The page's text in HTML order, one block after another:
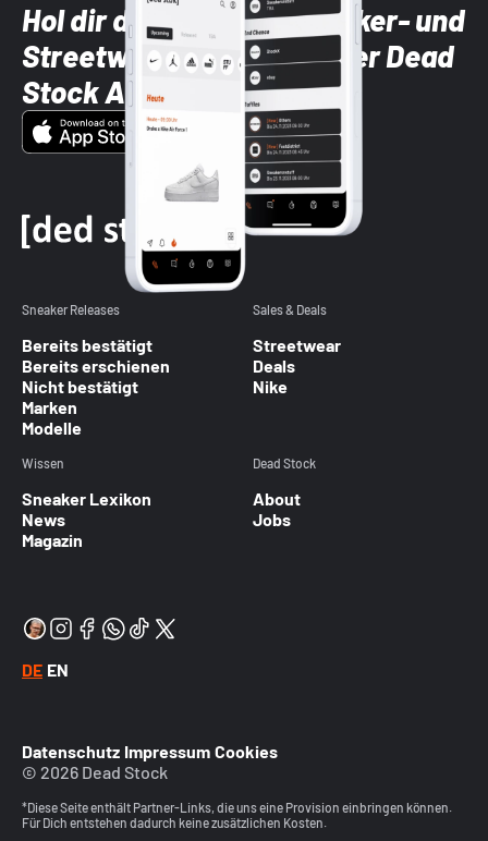
Hol dir die neuesten Sneaker- und
Streetwear-Brands mit der Dead
Stock App
Sneaker Releases
Bereits bestätigt
Bereits erschienen
Nicht bestätigt
Marken
Modelle
Sales & Deals
Streetwear
Deals
Nike
Wissen
Sneaker Lexikon
News
Magazin
Dead Stock
About
Jobs
DE EN
Datenschutz Impressum Cookies
© 2026 Dead Stock
*Diese Seite enthält Partner-Links, die uns eine Provision einbringen können.
Für Dich entstehen dadurch keine zusätzlichen Kosten.